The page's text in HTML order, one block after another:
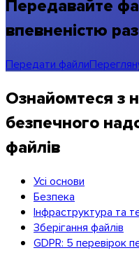
iOS
Передавайте
впевненістю
Передати файли
Ознайомтеся з
безпечного
файлів
Усі основи
Безпека
Інфраструктура та
Зберігання файлів
GDPR: 5 перевірок